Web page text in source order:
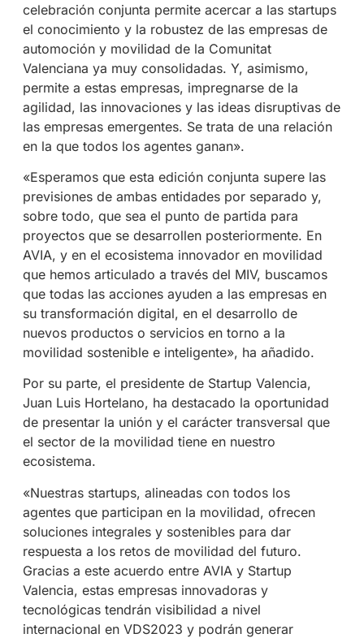
celebración conjunta permite acercar a las startups
el conocimiento y la robustez de las empresas de
automoción y movilidad de la Comunitat
Valenciana ya muy consolidadas. Y, asimismo,
permite a estas empresas, impregnarse de la
agilidad, las innovaciones y las ideas disruptivas de
las empresas emergentes. Se trata de una relación
en la que todos los agentes ganan».
«Esperamos que esta edición conjunta supere las
previsiones de ambas entidades por separado y,
sobre todo, que sea el punto de partida para
proyectos que se desarrollen posteriormente. En
AVIA, y en el ecosistema innovador en movilidad
que hemos articulado a través del MIV, buscamos
que todas las acciones ayuden a las empresas en
su transformación digital, en el desarrollo de
nuevos productos o servicios en torno a la
movilidad sostenible e inteligente», ha añadido.
Por su parte, el presidente de Startup Valencia,
Juan Luis Hortelano, ha destacado la oportunidad
de presentar la unión y el carácter transversal que
el sector de la movilidad tiene en nuestro
ecosistema.
«Nuestras startups, alineadas con todos los
agentes que participan en la movilidad, ofrecen
soluciones integrales y sostenibles para dar
respuesta a los retos de movilidad del futuro.
Gracias a este acuerdo entre AVIA y Startup
Valencia, estas empresas innovadoras y
tecnológicas tendrán visibilidad a nivel
internacional en VDS2023 y podrán generar